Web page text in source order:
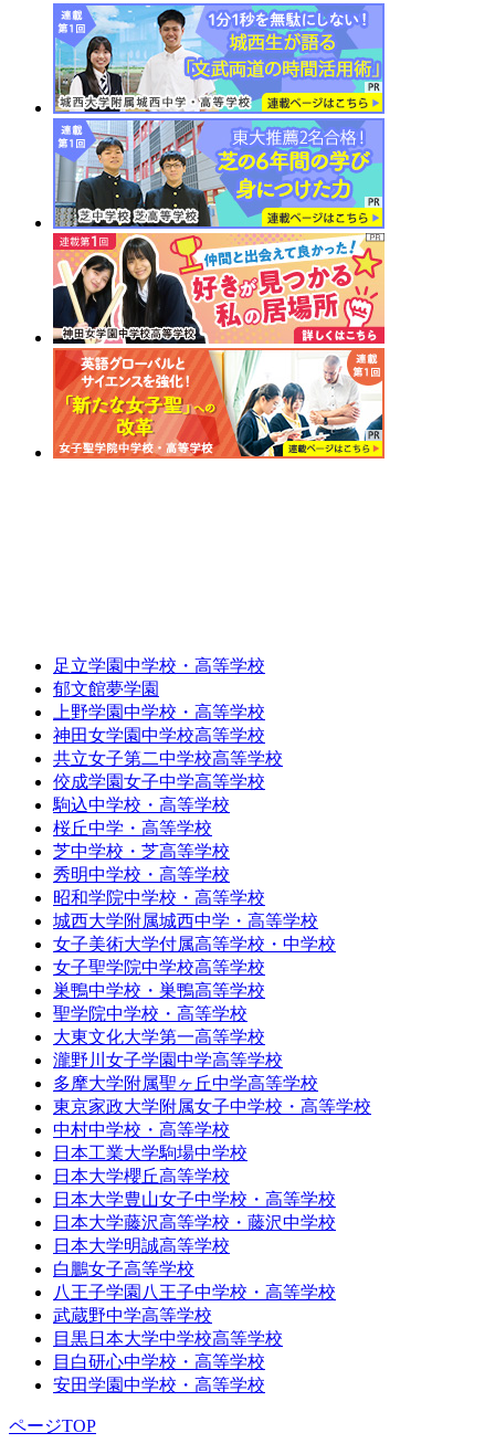
足立学園中学校・高等学校
郁文館夢学園
上野学園中学校・高等学校
神田女学園中学校高等学校
共立女子第二中学校高等学校
佼成学園女子中学高等学校
駒込中学校・高等学校
桜丘中学・高等学校
芝中学校・芝高等学校
秀明中学校・高等学校
昭和学院中学校・高等学校
城西大学附属城西中学・高等学校
女子美術大学付属高等学校・中学校
女子聖学院中学校高等学校
巣鴨中学校・巣鴨高等学校
聖学院中学校・高等学校
大東文化大学第一高等学校
瀧野川女子学園中学高等学校
多摩大学附属聖ヶ丘中学高等学校
東京家政大学附属女子中学校・高等学校
中村中学校・高等学校
日本工業大学駒場中学校
日本大学櫻丘高等学校
日本大学豊山女子中学校・高等学校
日本大学藤沢高等学校・藤沢中学校
日本大学明誠高等学校
白鵬女子高等学校
八王子学園八王子中学校・高等学校
武蔵野中学高等学校
目黒日本大学中学校高等学校
目白研心中学校・高等学校
安田学園中学校・高等学校
ページTOP